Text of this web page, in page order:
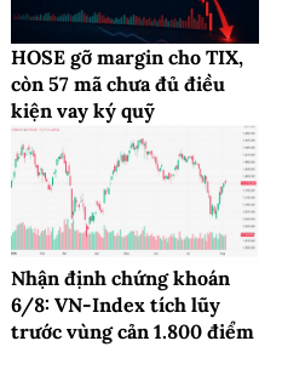
HOSE gỡ margin cho TIX,
còn 57 mã chưa đủ điều
kiện vay ký quỹ
Nhận định chứng khoán
6/8: VN-Index tích lũy
trước vùng cản 1.800 điểm